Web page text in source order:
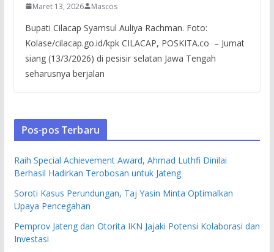
Maret 13, 2026 Mascos
Bupati Cilacap Syamsul Auliya Rachman. Foto:
Kolase/cilacap.go.id/kpk CILACAP, POSKITA.co – Jumat
siang (13/3/2026) di pesisir selatan Jawa Tengah
seharusnya berjalan
Pos-pos Terbaru
Raih Special Achievement Award, Ahmad Luthfi Dinilai
Berhasil Hadirkan Terobosan untuk Jateng
Soroti Kasus Perundungan, Taj Yasin Minta Optimalkan
Upaya Pencegahan
Pemprov Jateng dan Otorita IKN Jajaki Potensi Kolaborasi dan
Investasi